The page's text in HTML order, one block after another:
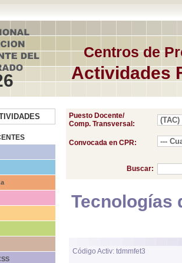
Centros de
Actividades
Puesto Docente/
Comp. Transversal:
Convocada en CPR:
Buscar:
Tecnologías
Código Activ: tdmmfet3